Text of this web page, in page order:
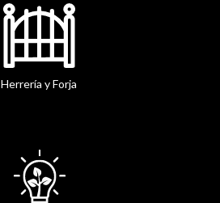
Herrería y Forja